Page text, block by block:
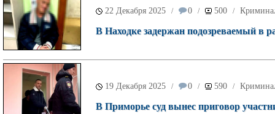
22 Декабря 2025 / 0 / 500 /
В Находке задержан подозреваемый в
19 Декабря 2025 / 0 / 590 /
В Приморье суд вынес приговор